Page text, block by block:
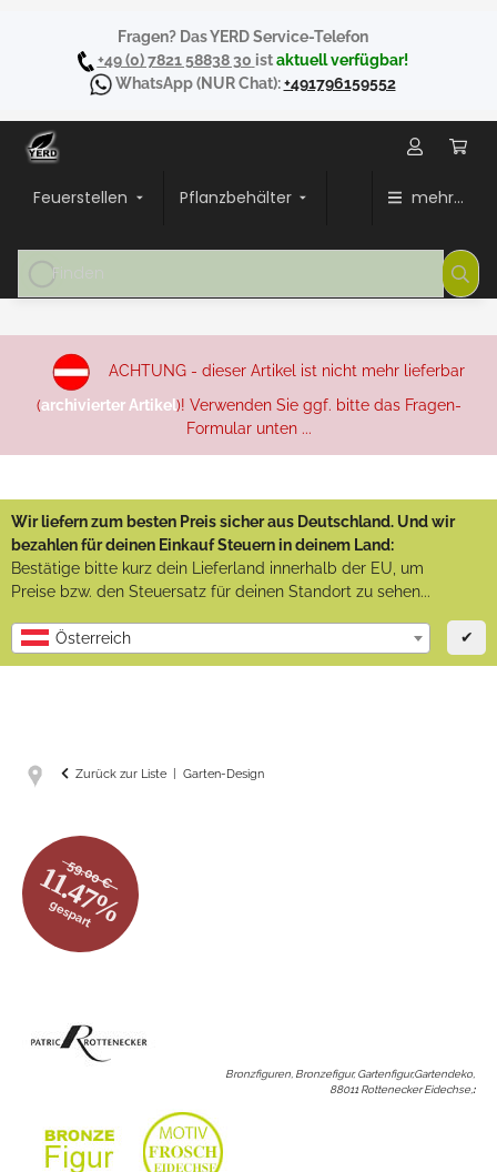
Fragen? Das YERD Service-Telefon
+49 (0) 7821 58838 30 istaktuell verfügbar!
WhatsApp(NUR Chat):+491796159552
Feuerstellen Pflanzbehälter mehr...
ACHTUNG - dieser Artikel ist nicht mehr lieferbar
(archivierter Artikel)! Verwenden Sie ggf. bitte das Fragen-
Formular unten ...
Wir liefern zum besten Preis sicher aus Deutschland. Und wir
bezahlen für deinen Einkauf Steuern in deinem Land:
Bestätige bitte kurz dein Lieferland innerhalb der EU, um
Preise bzw. den Steuersatz für deinen Standort zu sehen...
Österreich ✔
Zurück zur Liste Garten-Design
59.00 €
11.47%
gespart
Bronzfiguren, Bronzefigur, Gartenfigur,Gartendeko,
88011 Rottenecker Eidechse,: